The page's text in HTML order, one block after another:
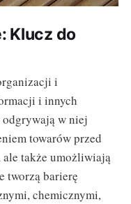
Klucz do
i
i innych
odgrywają w niej
towarów przed
ale także umożliwiają
tworzą barierę
chemicznymi,